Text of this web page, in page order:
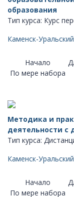
образования
Тип курса: Курс
Каменск-
Начало
По мере набора
Методика и
деятельности с
Тип курса:
Каменск-
Начало
По мере набора